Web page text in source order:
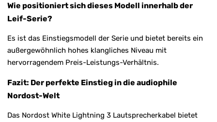
Wie positioniert sich dieses Modell innerhalb der
Leif-Serie?
Es ist das Einstiegsmodell der Serie und bietet bereits ein
außergewöhnlich hohes klangliches Niveau mit
hervorragendem Preis-Leistungs-Verhältnis.
Fazit: Der perfekte Einstieg in die audiophile
Nordost-Welt
Das Nordost White Lightning 3 Lautsprecherkabel bietet